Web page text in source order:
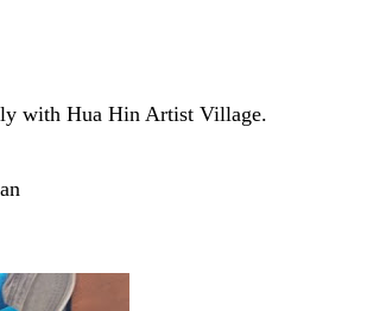
with Hua Hin Artist Village.